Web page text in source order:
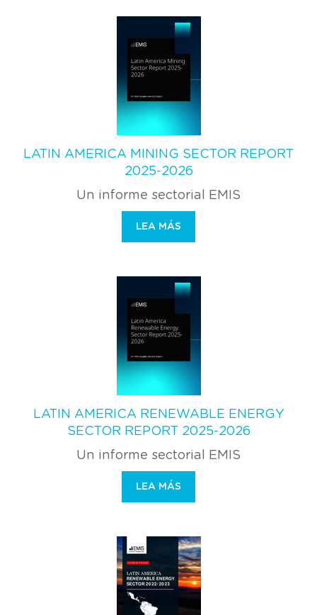
LATIN AMERICA MINING SECTOR REPORT
2025-2026
Un informe sectorial EMIS
LEA MÁS
LATIN AMERICA RENEWABLE ENERGY
SECTOR REPORT 2025-2026
Un informe sectorial EMIS
LEA MÁS